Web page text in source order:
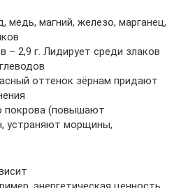
медь, магний, железо, марганец,
– 2,9 г. Лидирует среди злаков
оттенок зёрнам придают
покрова (повышают
устраняют морщины,